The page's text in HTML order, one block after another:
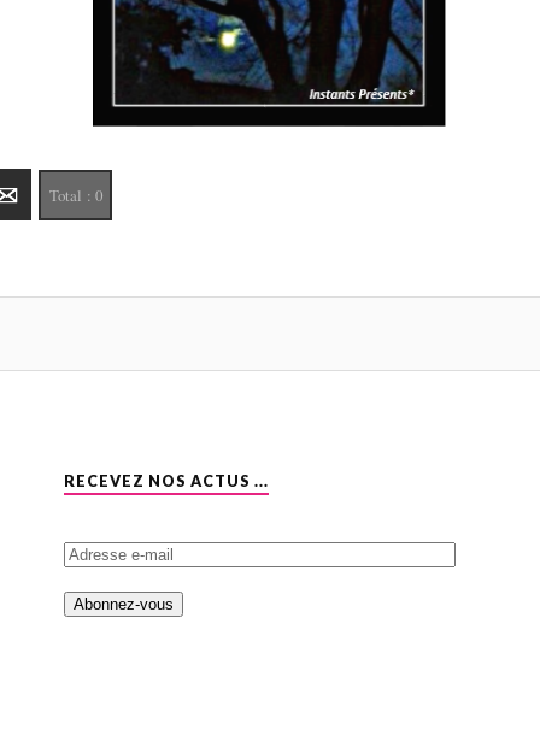
E-mailTotal : 0
RECEVEZ NOS ACTUS ...
A
d
r